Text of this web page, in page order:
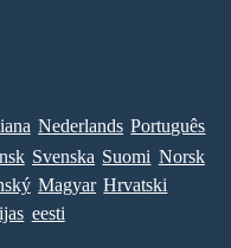
Nederlands Português
Svenska Suomi Norsk
Magyar Hrvatski
eesti